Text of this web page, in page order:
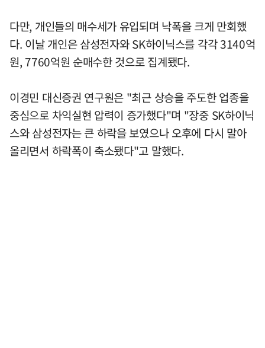
다만, 개인들의 매수세가 유입되며 낙폭을 크게 만회했
다. 이날 개인은 삼성전자와 SK하이닉스를 각각 3140억
원, 7760억원 순매수한 것으로 집계됐다.
이경민 대신증권 연구원은 "최근 상승을 주도한 업종을
중심으로 차익실현 압력이 증가했다"며 "장중 SK하이닉
스와 삼성전자는 큰 하락을 보였으나 오후에 다시 말아
올리면서 하락폭이 축소됐다"고 말했다.